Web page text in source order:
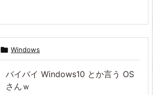
 Windows
バイバイ Windows10 とか言う OS
さんｗ